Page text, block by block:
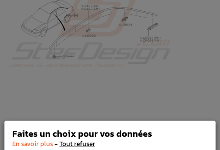
Filtrer les pièces du schéma et ajouter la votre au
panier.
Faites un choix pour vos données
En savoir plus- Tout refuser